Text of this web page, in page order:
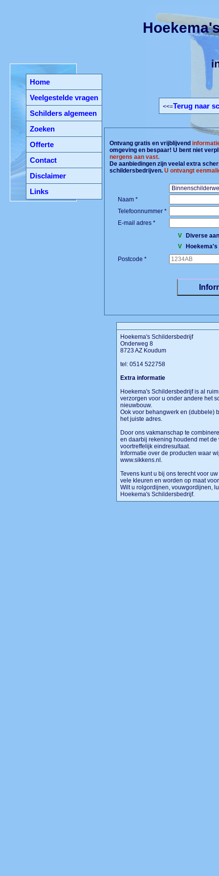
Home
Veelgestelde vragen
Schilders algemeen
Zoeken
Offerte
Contact
Disclaimer
Links
<<=Terug naar
Ontvang gratis en vrijblijvend
omgeving en bespaar! U bent niet
nergens aan vast.
De aanbiedingen zijn veelal extra
schildersbedrijven.U ontvangt
Naam *
Telefoonnummer *
E-mail adres *
V
Diverse
V
Postcode *
Hoekema's Schildersbedrijf
Onderweg 8
8723 AZ Koudum
tel: 0514 522758
Extra informatie
Hoekema's Schildersbedrijf is al
verzorgen voor u onder andere het
nieuwbouw.
Ook voor behangwerk en (dubbele)
het juiste adres.
Door ons vakmanschap te
en daarbij rekening houdend met
voortreffelijk eindresultaat.
Informatie over de producten waar
www.sikkens.nl.
Tevens kunt u bij ons terecht voor
vele kleuren en worden op maat
Wilt u rolgordijnen, vouwgordijnen,
Hoekema's Schildersbedrijf.